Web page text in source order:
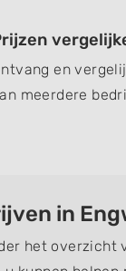
en
meerdere
in
het overzicht